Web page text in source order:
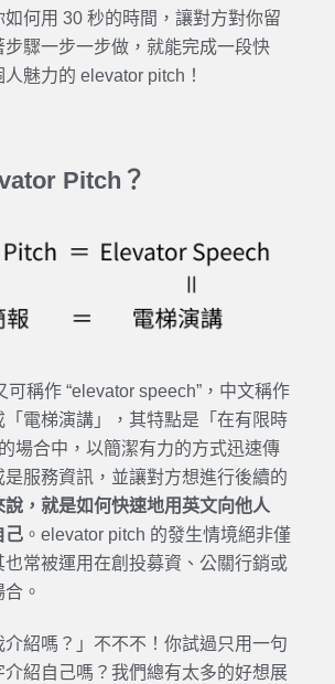
何用 30 秒的時間，讓對方對你留
步驟一步一步做，就能完成一段快
魅力的 elevator pitch！
Pitch？
可稱作 “elevator speech”，中文稱作
「電梯演講」，其特點是「在有限時
場合中，以簡潔有力的方式迅速傳
服務資訊，並讓對方想進行後續的
說，就是如何快速地用英文向他人
己。elevator pitch 的發生情境絕非僅
也常被運用在創投募資、公關行銷或
。
介紹嗎？」不不不！你試過只用一句
紹自己嗎？我們總有太多的好想展